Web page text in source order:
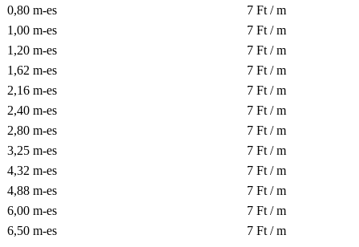
0,80 m-es
7 Ft / m
1,00 m-es
7 Ft / m
1,20 m-es
7 Ft / m
1,62 m-es
7 Ft / m
2,16 m-es
7 Ft / m
2,40 m-es
7 Ft / m
2,80 m-es
7 Ft / m
3,25 m-es
7 Ft / m
4,32 m-es
7 Ft / m
4,88 m-es
7 Ft / m
6,00 m-es
7 Ft / m
6,50 m-es
7 Ft / m